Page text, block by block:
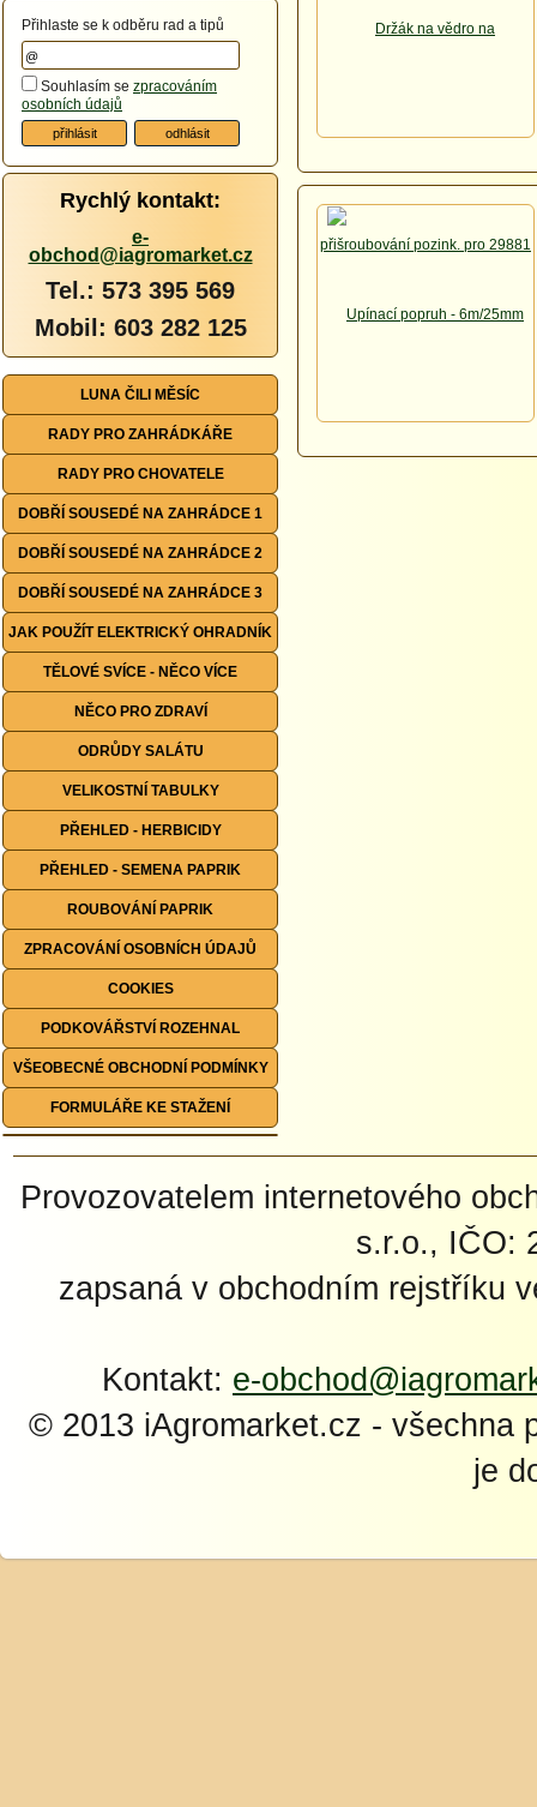
Přihlaste se k odběru rad a tipů
Souhlasím se zpracováním
osobních údajů
Rychlý kontakt:
e-
obchod@iagromarket.cz
Tel.: 573 395 569
Mobil: 603 282 125
LUNA ČILI MĚSÍC
RADY PRO ZAHRÁDKÁŘE
RADY PRO CHOVATELE
DOBŘÍ SOUSEDÉ NA ZAHRÁDCE 1
DOBŘÍ SOUSEDÉ NA ZAHRÁDCE 2
DOBŘÍ SOUSEDÉ NA ZAHRÁDCE 3
JAK POUŽÍT ELEKTRICKÝ OHRADNÍK
TĚLOVÉ SVÍCE - NĚCO VÍCE
NĚCO PRO ZDRAVÍ
ODRŮDY SALÁTU
VELIKOSTNÍ TABULKY
PŘEHLED - HERBICIDY
PŘEHLED - SEMENA PAPRIK
ROUBOVÁNÍ PAPRIK
ZPRACOVÁNÍ OSOBNÍCH ÚDAJŮ
COOKIES
PODKOVÁŘSTVÍ ROZEHNAL
VŠEOBECNÉ OBCHODNÍ PODMÍNKY
FORMULÁŘE KE STAŽENÍ
Provozovatelem internetového
s.r.o., IČO:
zapsaná v obchodním rejstříku
Kontakt: e-
© 2013 iAgromarket.cz - všechna
je